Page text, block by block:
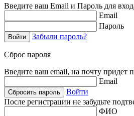
Введите ваш Email и Пароль для
Email
Пароль
Войти Забыли пароль?
Сброс пароля
Введите ваш email, на почту придет
Email
Сбросить пароль
Войти
После регистрации не забудьте
ФИО